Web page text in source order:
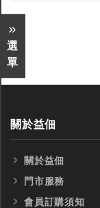
選
單
全鎢鋼銑刀
關於益佃
關於益佃
門市服務
會員訂購須知